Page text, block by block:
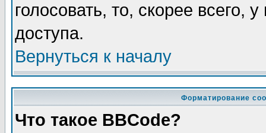
голосовать, то, скорее всего,
доступа.
Вернуться к началу
Форматирование
Что такое BBCode?